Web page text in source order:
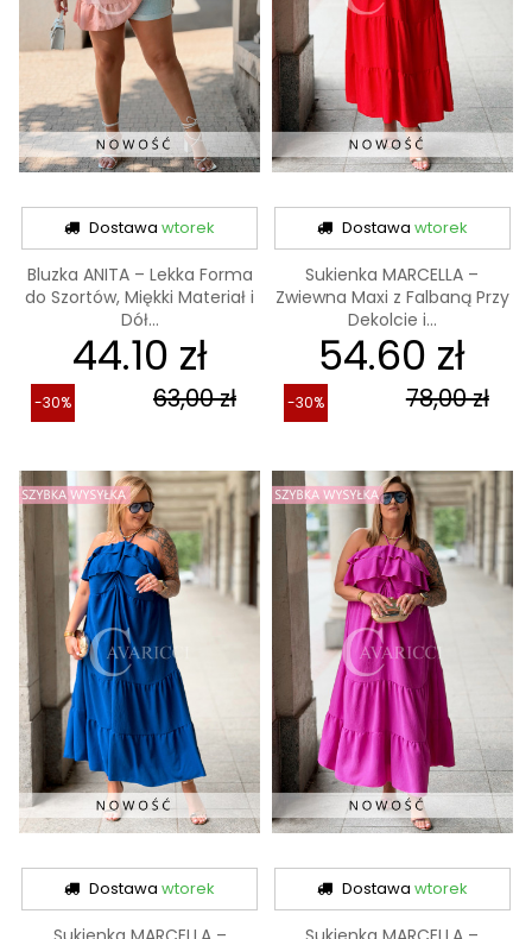
Dostawawtorek
Bluzka ANITA – Lekka Forma
do Szortów, Miękki Materiał i
Dół...
44.10 zł
63,00 zł
-30%
Dostawa wtorek
Sukienka MARCELLA –
Zwiewna Maxi z Falbaną Przy
Dekolcie i...
54.60 zł
78,00 zł
-30%
Dostawawtorek Dostawa wtorek